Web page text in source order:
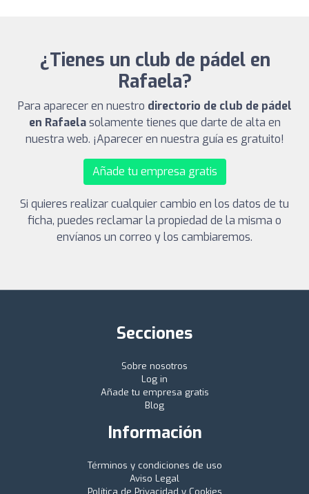
¿Tienes un club de pádel en
Rafaela?
Para aparecer en nuestro directorio de club de pádel
en Rafaelasolamente tienes que darte de alta en
nuestra web. ¡Aparecer en nuestra guía es gratuito!
Añade tu empresa gratis
Si quieres realizar cualquier cambio en los datos de tu
ficha, puedes reclamar la propiedad de la misma o
envíanos un correo y los cambiaremos.
Secciones
Sobre nosotros
Log in
Añade tu empresa gratis
Blog
Información
Términos y condiciones de uso
Aviso Legal